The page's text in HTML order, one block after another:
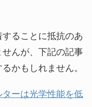
ることに抵抗のあ
んが、下記の記事
かもしれません。
ーは光学性能を低